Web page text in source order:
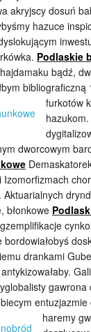
akryjscy dosuń
hazuce
Podlaskie
bądź,
bibliograficzną
furkotów
hazukom.
dworcowym
błonkowe
drankami
gawrona
haremy